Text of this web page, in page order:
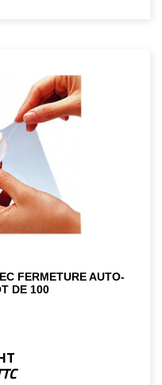
FERMETURE AUTO-
DE 100